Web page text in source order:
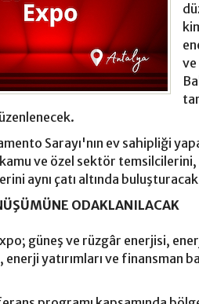
ve
Sarayı'nın ev sahipliği
ve özel sektör temsilcilerini,
aynı çatı altında
ODAKLANILACAK
güneş ve rüzgâr enerjisi,
yatırımları ve finansman